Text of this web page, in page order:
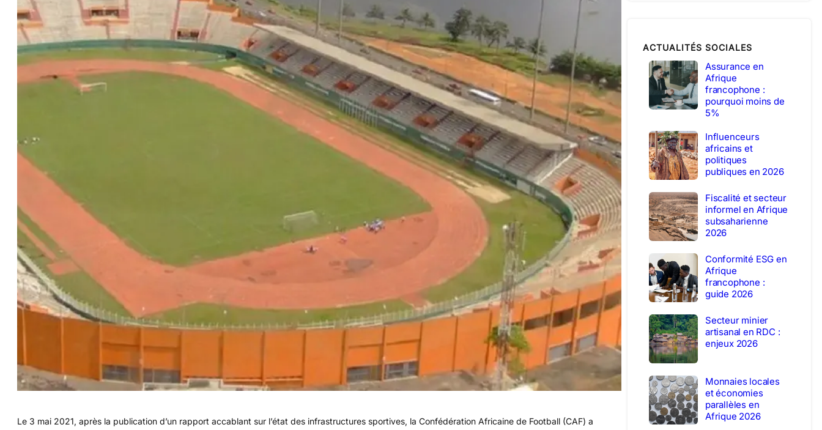
Le 3 mai 2021, après la publication d’un rapport accablant sur l’état des infrastructures sportives, la Confédération Africaine de Football (CAF) a
ACTUALITÉS SOCIALES
Assurance en
Afrique
francophone :
pourquoi moins de
5%
Influenceurs
africains et
politiques
publiques en 2026
Fiscalité et secteur
informel en Afrique
subsaharienne
2026
Conformité ESG en
Afrique
francophone :
guide 2026
Secteur minier
artisanal en RDC :
enjeux 2026
Monnaies locales
et économies
parallèles en
Afrique 2026